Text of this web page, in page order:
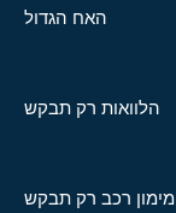
האח הגדול
הלוואות רק תבקש
מימון רכב רק תבקש